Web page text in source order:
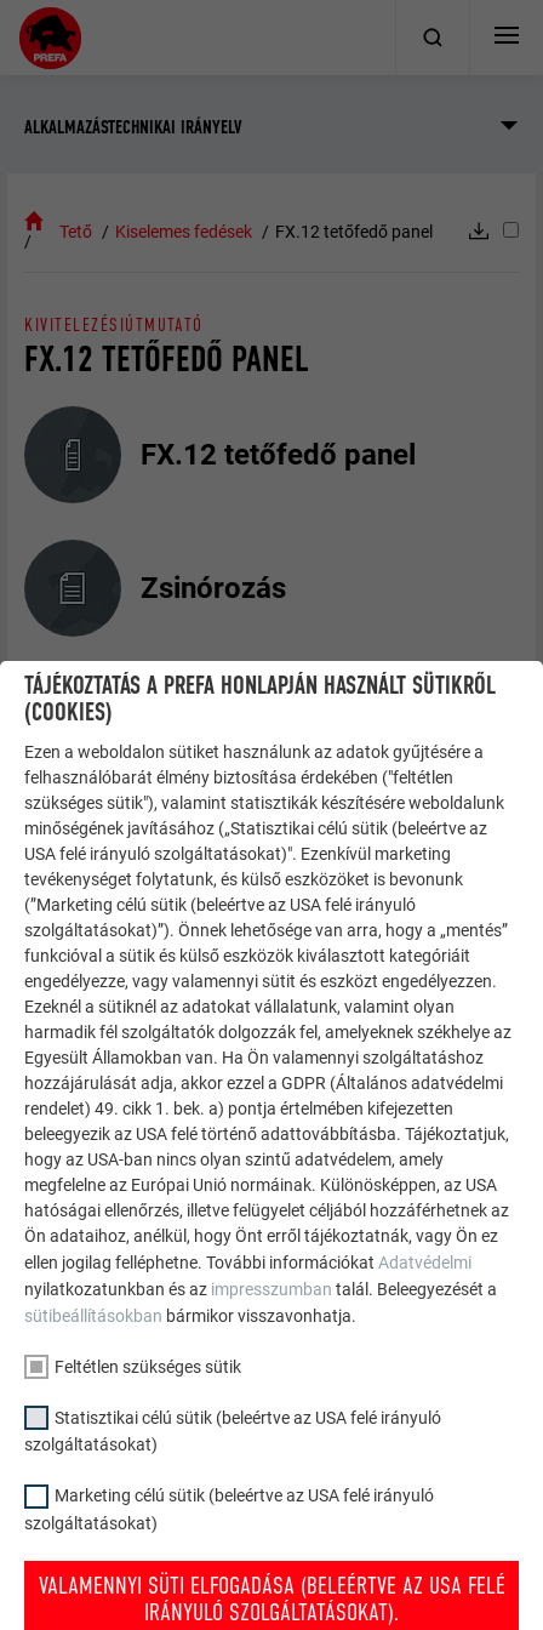
ALKALMAZÁSTECHNIKAI IRÁNYELV
Tető Kiselemes fedések FX.12 tetőfedő panel
FX.12 TETŐFEDŐ PANEL
KIVITELEZÉSIÚTMUTATÓ
FX.12 tetőfedő panel
Zsinórozás
FX.12 tetőfedő panel
mennyiségi számítása
Kivitelezési példa
Kivitelezés és fedési irány
Rögzítés
FX.12 tetőfedő panel
Szerelési terület
TÁJÉKOZTATÁS A PREFA HONLAPJÁN HASZNÁLT SÜTIKRŐL
(COOKIES)
Ezen a weboldalon sütiket használunk az adatok gyűjtésére a
felhasználóbarát élmény biztosítása érdekében ("feltétlen
szükséges sütik"), valamint statisztikák készítésére weboldalunk
minőségének javításához („Statisztikai célú sütik (beleértve az
USA felé irányuló szolgáltatásokat)". Ezenkívül marketing
tevékenységet folytatunk, és külső eszközöket is bevonunk
(”Marketing célú sütik (beleértve az USA felé irányuló
szolgáltatásokat)”). Önnek lehetősége van arra, hogy a „mentés”
funkcióval a sütik és külső eszközök kiválasztott kategóriáit
engedélyezze, vagy valamennyi sütit és eszközt engedélyezzen.
Ezeknél a sütiknél az adatokat vállalatunk, valamint olyan
harmadik fél szolgáltatók dolgozzák fel, amelyeknek székhelye az
Egyesült Államokban van. Ha Ön valamennyi szolgáltatáshoz
hozzájárulását adja, akkor ezzel a GDPR (Általános adatvédelmi
rendelet) 49. cikk 1. bek. a) pontja értelmében kifejezetten
beleegyezik az USA felé történő adattovábbításba. Tájékoztatjuk,
hogy az USA-ban nincs olyan szintű adatvédelem, amely
megfelelne az Európai Unió normáinak. Különösképpen, az USA
hatóságai ellenőrzés, illetve felügyelet céljából hozzáférhetnek az
Ön adataihoz, anélkül, hogy Önt erről tájékoztatnák, vagy Ön ez
ellen jogilag felléphetne. További információkat Adatvédelmi
nyilatkozatunkban és az impresszumban talál. Beleegyezését a
sütibeállításokban bármikor visszavonhatja.
Feltétlen szükséges sütik
Statisztikai célú sütik (beleértve az USA felé irányuló
szolgáltatásokat)
Marketing célú sütik (beleértve az USA felé irányuló
szolgáltatásokat)
VALAMENNYI SÜTI ELFOGADÁSA (BELEÉRTVE AZ USA FELÉ
IRÁNYULÓ SZOLGÁLTATÁSOKAT).